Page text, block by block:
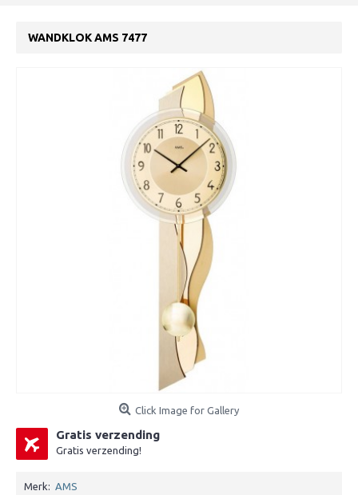
WANDKLOK AMS 7477
Click Image for Gallery
Gratis verzending
Gratis verzending!
Merk: AMS